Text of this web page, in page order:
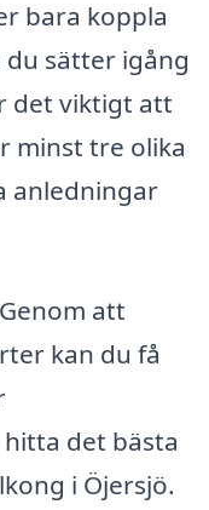
bara koppla
du sätter igång
det viktigt att
minst tre olika
anledningar
Genom att
kan du få
det bästa
i Öjersjö.